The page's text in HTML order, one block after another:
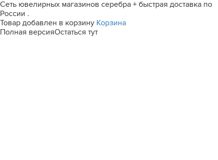
Сеть ювелирных магазинов серебра + быстрая доставка по
России .
Товар добавлен в корзину Корзина
Полная версияОстаться тут